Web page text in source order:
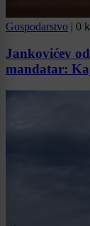
Gospodarstvo | 0
Jankovićev
mandatar: